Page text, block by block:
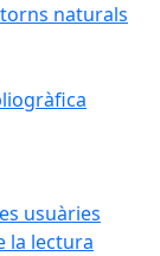
naturals
usuàries
la lectura